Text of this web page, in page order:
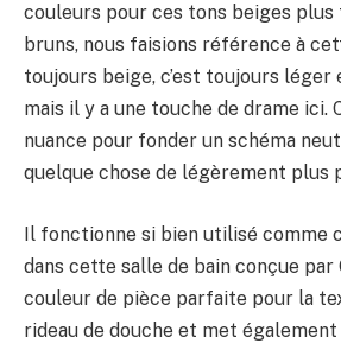
couleurs pour ces tons beiges plus
bruns, nous faisions référence à
toujours beige, c’est toujours
mais il y a une touche de drame ici.
nuance pour fonder un schéma
quelque chose de légèrement plus
Il fonctionne si bien utilisé comme
dans cette salle de bain conçue par
couleur de pièce parfaite pour la
rideau de douche et met